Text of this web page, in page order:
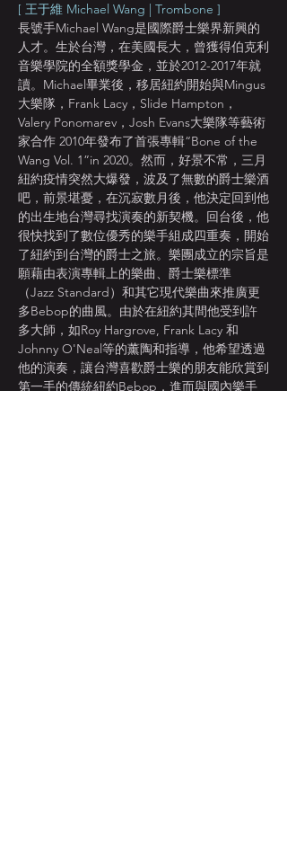
[ 王于維 Michael Wang | Trombone ]
長號手Michael Wang是國際爵士樂界新興的
人才。生於台灣，在美國長大，曾獲得伯克利
音樂學院的全額獎學金，並於2012-2017年就
讀。Michael畢業後，移居紐約開始與Mingus
大樂隊，Frank Lacy，Slide Hampton，
Valery Ponomarev，Josh Evans大樂隊等藝術
家合作 2010年發布了首張專輯“Bone of the
Wang Vol. 1”in 2020。然而，好景不常，三月
紐約疫情突然大爆發，波及了無數的爵士樂酒
吧，前景堪憂，在沉寂數月後，他決定回到他
的出生地台灣尋找演奏的新契機。回台後，他
很快找到了數位優秀的樂手組成四重奏，開始
了紐約到台灣的爵士之旅。樂團成立的宗旨是
願藉由表演專輯上的樂曲、爵士樂標準
（Jazz Standard）和其它現代樂曲來推廣更
多Bebop的曲風。由於在紐約其間他受到許
多大師，如Roy Hargrove, Frank Lacy 和
Johnny O'Neal等的薰陶和指導，他希望透過
他的演奏，讓台灣喜歡爵士樂的朋友能欣賞到
第一手的傳統紐約Bebop，進而與國內樂手